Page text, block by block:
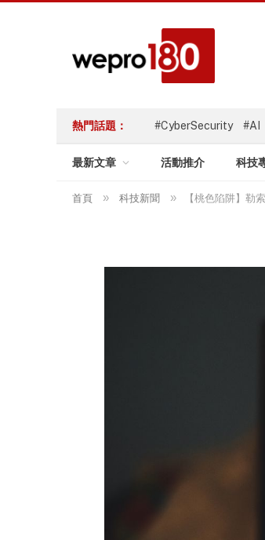
熱門話題： #CyberSecurity #AI
最新文章 活動推介 科技
首頁 » 科技新聞 » 【桃色陷阱】勒